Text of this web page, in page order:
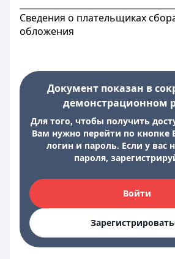
Сведения о плательщиках
обложения
Документ показан в
демонстрационном
Для того, чтобы получить
Вам нужно перейти по кнопке
логин и пароль. Если у вас
пароля,
Войти